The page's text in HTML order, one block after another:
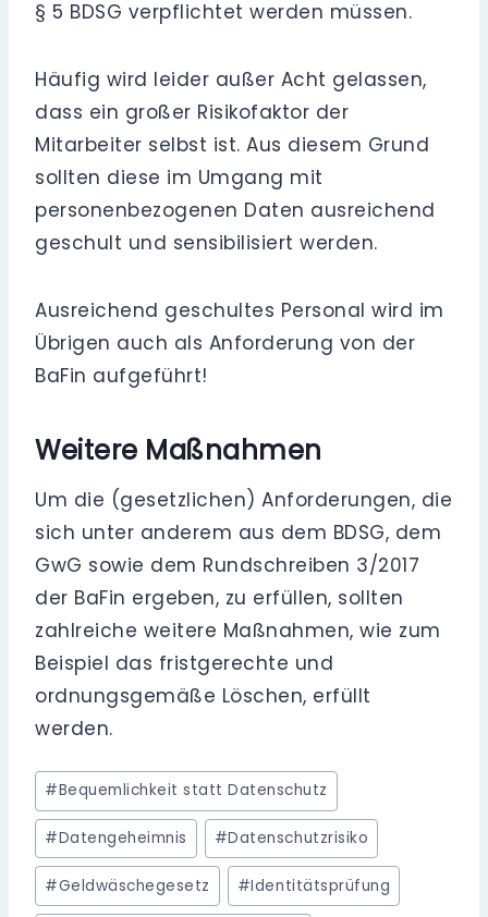
§ 5 BDSG verpflichtet werden müssen.
Häufig wird leider außer Acht gelassen,
dass ein großer Risikofaktor der
Mitarbeiter selbst ist. Aus diesem Grund
sollten diese im Umgang mit
personenbezogenen Daten ausreichend
geschult und sensibilisiert werden.
Ausreichend geschultes Personal wird im
Übrigen auch als Anforderung von der
BaFin aufgeführt!
Weitere Maßnahmen
Um die (gesetzlichen) Anforderungen, die
sich unter anderem aus dem BDSG, dem
GwG sowie dem Rundschreiben 3/2017
der BaFin ergeben, zu erfüllen, sollten
zahlreiche weitere Maßnahmen, wie zum
Beispiel das fristgerechte und
ordnungsgemäße Löschen, erfüllt
werden.
Schlagworte:
#Bequemlichkeit statt Datenschutz
#Datengeheimnis #Datenschutzrisiko
#Geldwäschegesetz #Identitätsprüfung